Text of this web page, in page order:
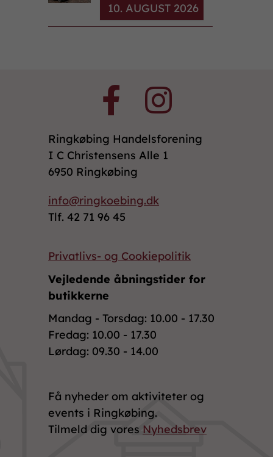
10. AUGUST 2026
Ringkøbing Handelsforening
I C Christensens Alle 1
6950 Ringkøbing
info@ringkoebing.dk
Tlf. 42 71 96 45
Privatlivs- og Cookiepolitik
Vejledende åbningstider for
butikkerne
Mandag - Torsdag: 10.00 - 17.30
Fredag: 10.00 - 17.30
Lørdag: 09.30 - 14.00
Få nyheder om aktiviteter og
events i Ringkøbing.
Tilmeld dig vores Nyhedsbrev